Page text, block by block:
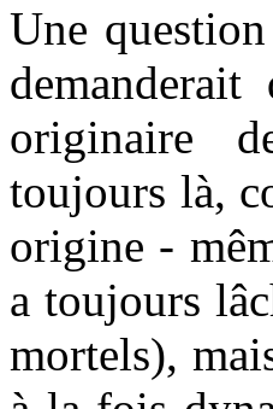
Une
originaire
toujours là,
origine -
a toujours
mortels),